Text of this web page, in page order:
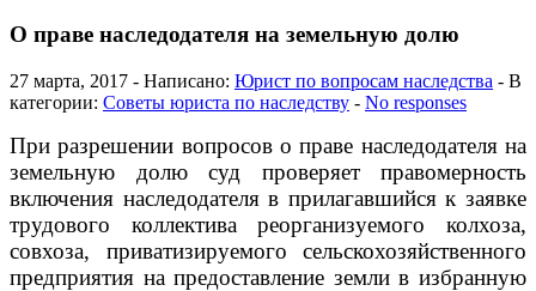
О праве наследодателя на земельную долю
27 марта, 2017 - Написано: Юрист по вопросам наследства - В
категории: Советы юриста по наследству - No responses
При разрешении вопросов о праве наследодателя на
земельную долю суд проверяет правомерность
включения наследодателя в прилагавшийся к заявке
трудового коллектива реорганизуемого колхоза,
совхоза, приватизируемого сельскохозяйственного
предприятия на предоставление земли в избранную